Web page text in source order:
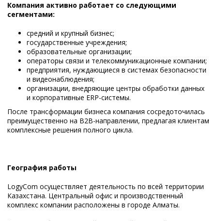
Компания активно работает со следующими
сегментами:
средний и крупный бизнес;
государственные учреждения;
образовательные организации;
операторы связи и телекоммуникационные компании;
предприятия, нуждающиеся в системах безопасности
и видеонаблюдения;
организации, внедряющие центры обработки данных
и корпоративные ERP-системы.
После трансформации бизнеса компания сосредоточилась
преимущественно на B2B-направлении, предлагая клиентам
комплексные решения полного цикла.
География работы
LogyCom осуществляет деятельность по всей территории
Казахстана. Центральный офис и производственный
комплекс компании расположены в городе Алматы.